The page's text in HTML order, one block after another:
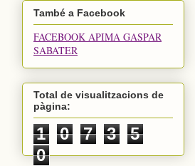
També a Facebook
FACEBOOK APIMA GASPAR
SABATER
Total de visualitzacions de
pàgina:
1 0 7 3
5
0